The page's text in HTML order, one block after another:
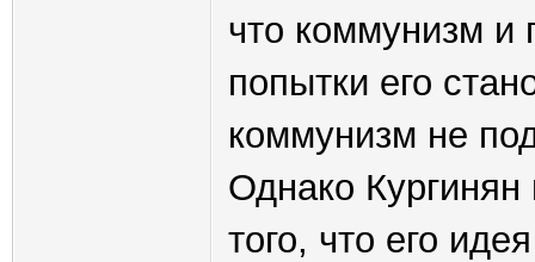
что коммунизм
попытки его
коммунизм не
Однако
того, что его